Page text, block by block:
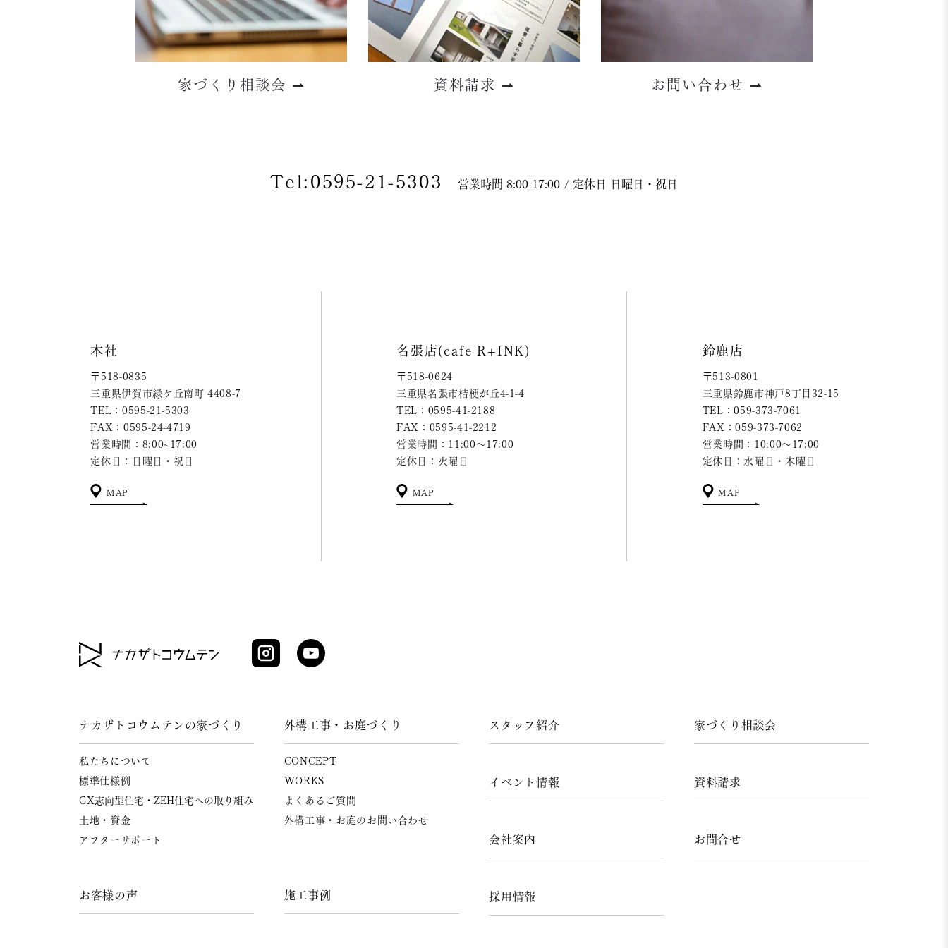
家づくり相談会 ⇀ 資料請求 ⇀ お問い合わせ ⇀
Tel:0595-21-5303 営業時間 8:00-17:00 / 定休日 日曜日・祝日
本社
〒518-0835
三重県伊賀市緑ケ丘南町 4408-7
TEL：0595-21-5303
FAX：0595-24-4719
営業時間：8:00~17:00
定休日：日曜日・祝日
MAP
名張店(cafe R+INK)
〒518-0624
三重県名張市桔梗が丘4-1-4
TEL：0595-41-2188
FAX：0595-41-2212
営業時間：11:00～17:00
定休日：火曜日
MAP
鈴鹿店
〒513-0801
三重県鈴鹿市神戸8丁目32-15
TEL：059-373-7061
FAX：059-373-7062
営業時間：10:00～17:00
定休日：水曜日・木曜日
MAP
ナカザトコウムテンの家づくり
私たちについて
標準仕様例
GX志向型住宅・ZEH住宅への取り組み
土地・資金
アフターサポート
お客様の声
外構工事・お庭づくり
CONCEPT
WORKS
よくあるご質問
外構工事・お庭のお問い合わせ
施工事例
スタッフ紹介
イベント情報
会社案内
採用情報
家づくり相談会
資料請求
お問合せ